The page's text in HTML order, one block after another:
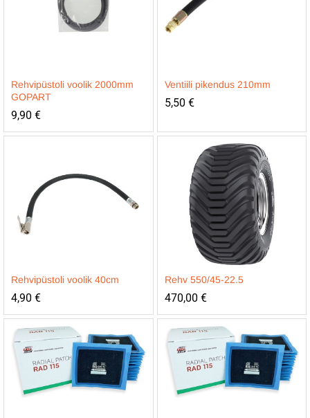
Rehvipüstoli voolik 2000mm
GOPART
9,90 €
Ventiili pikendus 210mm
5,50 €
Rehvipüstoli voolik 40cm
4,90 €
Rehv 550/45-22.5
470,00 €